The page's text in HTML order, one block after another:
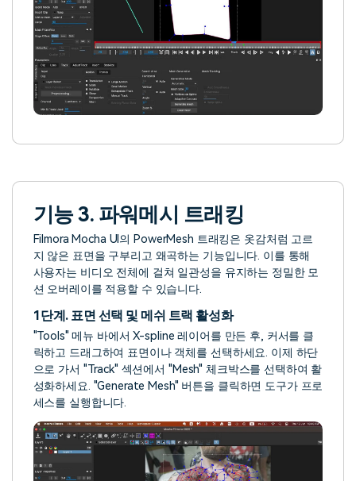
기능 3. 파워메시 트래킹
Filmora Mocha UI의 PowerMesh 트래킹은 옷감처럼 고르
지 않은 표면을 구부리고 왜곡하는 기능입니다. 이를 통해
사용자는 비디오 전체에 걸쳐 일관성을 유지하는 정밀한 모
션 오버레이를 적용할 수 있습니다.
1단계. 표면 선택 및 메쉬 트랙 활성화
"Tools" 메뉴 바에서 X-spline 레이어를 만든 후, 커서를 클
릭하고 드래그하여 표면이나 객체를 선택하세요. 이제 하단
으로 가서 "Track" 섹션에서 "Mesh" 체크박스를 선택하여 활
성화하세요. "Generate Mesh" 버튼을 클릭하면 도구가 프로
세스를 실행합니다.